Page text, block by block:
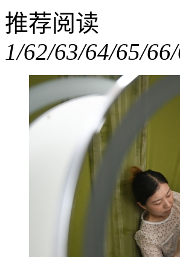
推荐阅读
1/62/63/64/65/6